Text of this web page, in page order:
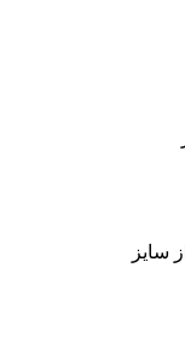
سایز